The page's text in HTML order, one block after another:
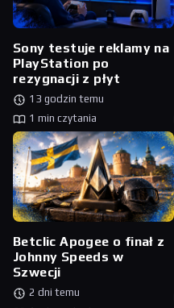
Sony testuje reklamy na
PlayStation po
rezygnacji z płyt
13 godzin temu
1 min czytania
Betclic Apogee o finał z
Johnny Speeds w
Szwecji
2 dni temu